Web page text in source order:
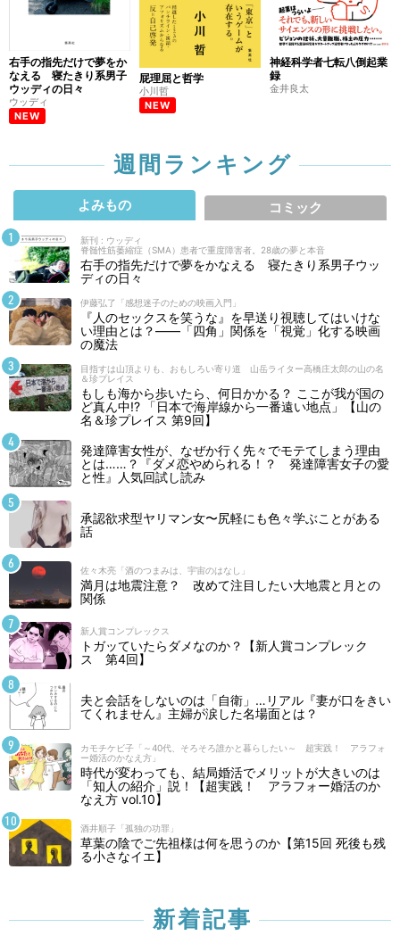
右手の指先だけで夢をか
なえる 寝たきり系男子
ウッディの日々
ウッディ
NEW
屁理屈と哲学
小川哲
NEW
神経科学者七転八倒起業
録
金井良太
週間ランキング
よみもの コミック
新刊 : ウッディ
脊髄性筋萎縮症（SMA）患者で重度障害者。28歳の夢と本音
右手の指先だけで夢をかなえる 寝たきり系男子ウッ
ディの日々
伊藤弘了「感想迷子のための映画入門」
『人のセックスを笑うな』を早送り視聴してはいけな
い理由とは？――「四角」関係を「視覚」化する映画
の魔法
目指すは山頂よりも、おもしろい寄り道 山岳ライター高橋庄太郎の山の名
＆珍プレイス
もしも海から歩いたら、何日かかる？ ここが我が国の
ど真ん中!? 「日本で海岸線から一番遠い地点」【山の
名＆珍プレイス 第9回】
発達障害女性が、なぜか行く先々でモテてしまう理由
とは……？『ダメ恋やめられる！？ 発達障害女子の愛
と性』人気回試し読み
承認欲求型ヤリマン女〜尻軽にも色々学ぶことがある
話
佐々木亮「酒のつまみは、宇宙のはなし」
満月は地震注意？ 改めて注目したい大地震と月との
関係
新人賞コンプレックス
トガッていたらダメなのか？【新人賞コンプレック
ス 第4回】
夫と会話をしないのは「自衛」…リアル『妻が口をきい
てくれません』主婦が涙した名場面とは？
カモチケビ子「～40代、そろそろ誰かと暮らしたい～ 超実践！ アラフォ
ー婚活のかなえ方」
時代が変わっても、結局婚活でメリットが大きいのは
「知人の紹介」説！【超実践！ アラフォー婚活のか
なえ方 vol.10】
酒井順子「孤独の功罪」
草葉の陰でご先祖様は何を思うのか【第15回 死後も残
る小さなイエ】
新着記事